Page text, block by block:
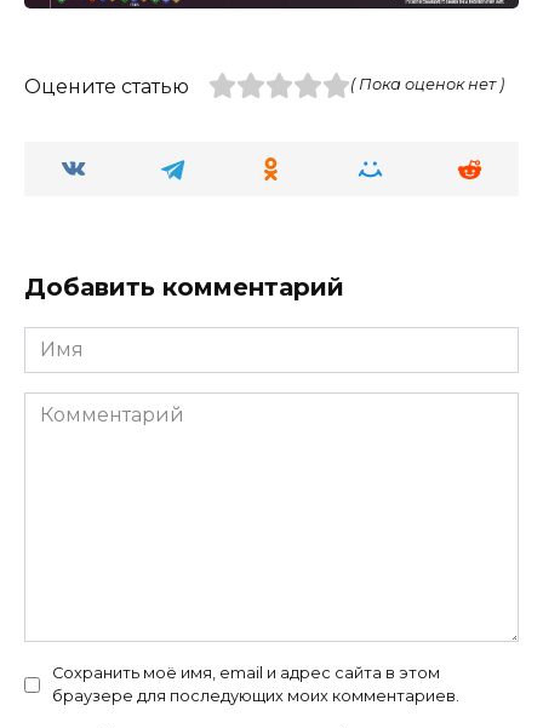
Оцените статью ( Пока оценок нет )
Добавить комментарий
Имя
Комментарий
Сохранить моё имя, email и адрес сайта в этом
браузере для последующих моих комментариев.